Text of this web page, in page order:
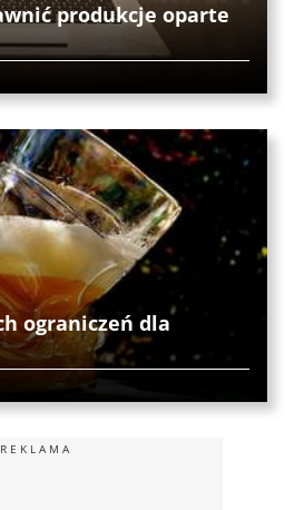
produkcje oparte
ograniczeń dla
REKLAMA